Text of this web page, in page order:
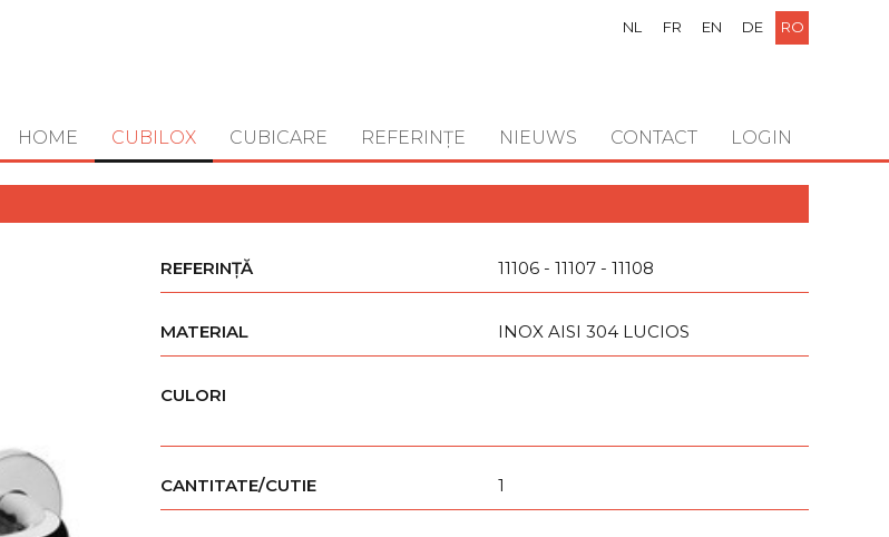
NL FR EN DE RO
HOME CUBILOX CUBICARE REFERINȚE NIEUWS CONTACT LOGIN
REFERINȚĂ 11106 - 11107 - 11108
MATERIAL INOX AISI 304 LUCIOS
CULORI
CANTITATE/CUTIE 1